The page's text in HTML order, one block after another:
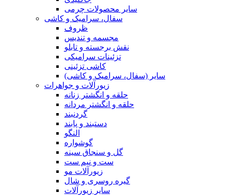
سایر محصولات چرمی
سفال، سرامیک و کاشی
ظروف
مجسمه و تندیس
نقش برجسته و تابلو
تزئینات سرامیکی
کاشی تزئینی
سایر (سفال، سرامیک و کاشی)
زیورآلات و جواهرات
حلقه و انگشتر زنانه
حلقه و انگشتر مردانه
گردنبند
دستبند و پابند
النگو
گوشواره
گل و سنجاق سینه
ست و نیم ست
زیورآلات مو
گیره روسری و شال
سایر زیورآلات